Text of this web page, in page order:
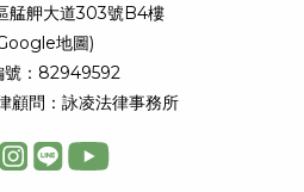
艋舺大道303號B4樓
地圖)
號：82949592
顧問：詠凌法律事務所